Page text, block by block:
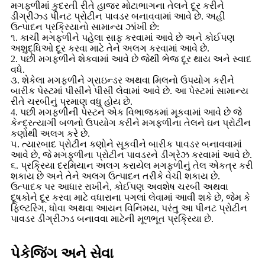
મગફળીમાં કુદરતી રીતે હાજર મોટાભાગના તેલને દૂર કરીને
ડીગ્રીઝ્ડ પીનટ પ્રોટીન પાવડર બનાવવામાં આવે છે. અહીં
ઉત્પાદન પ્રક્રિયાનો સામાન્ય ઝાંખી છે:
૧. કાચી મગફળીને પહેલા સાફ કરવામાં આવે છે અને કોઈપણ
અશુદ્ધિઓ દૂર કરવા માટે તેને અલગ કરવામાં આવે છે.
2. પછી મગફળીને શેકવામાં આવે છે જેથી ભેજ દૂર થાય અને સ્વાદ
વધે.
૩. શેકેલા મગફળીને ગ્રાઇન્ડર અથવા મિલનો ઉપયોગ કરીને
બારીક પેસ્ટમાં પીસીને પીસી લેવામાં આવે છે. આ પેસ્ટમાં સામાન્ય
રીતે ચરબીનું પ્રમાણ વધુ હોય છે.
4. પછી મગફળીની પેસ્ટને એક વિભાજકમાં મૂકવામાં આવે છે જે
કેન્દ્રત્યાગી બળનો ઉપયોગ કરીને મગફળીના તેલને ઘન પ્રોટીન
કણોથી અલગ કરે છે.
૫. ત્યારબાદ પ્રોટીન કણોને સૂકવીને બારીક પાવડર બનાવવામાં
આવે છે, જે મગફળીના પ્રોટીન પાવડરને ડીગ્રેઝ કરવામાં આવે છે.
૬. પ્રક્રિયા દરમિયાન અલગ કરાયેલ મગફળીનું તેલ એકત્ર કરી
શકાય છે અને તેને અલગ ઉત્પાદન તરીકે વેચી શકાય છે.
ઉત્પાદક પર આધાર રાખીને, કોઈપણ અવશેષ ચરબી અથવા
દૂષકોને દૂર કરવા માટે વધારાના પગલાં લેવામાં આવી શકે છે, જેમ કે
ફિલ્ટરિંગ, ધોવા અથવા આયન વિનિમય, પરંતુ આ પીનટ પ્રોટીન
પાવડર ડીગ્રીઝ્ડ બનાવવા માટેની મૂળભૂત પ્રક્રિયા છે.
પેકેજિંગ અને સેવા